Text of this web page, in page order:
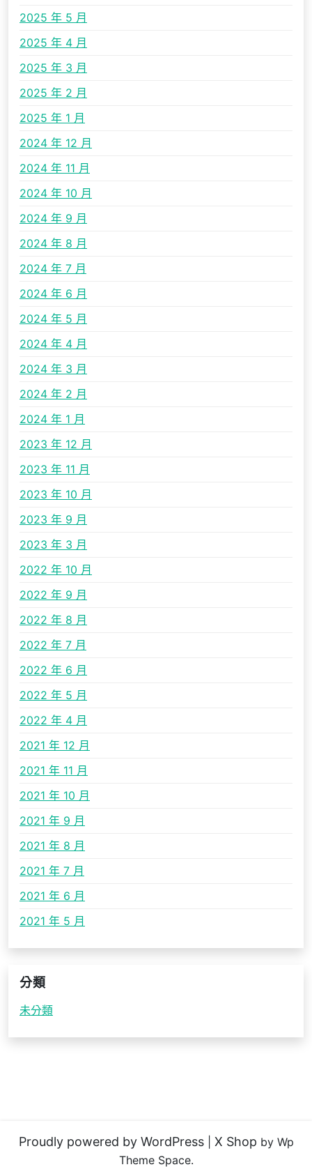
2025 年 5 月
2025 年 4 月
2025 年 3 月
2025 年 2 月
2025 年 1 月
2024 年 12 月
2024 年 11 月
2024 年 10 月
2024 年 9 月
2024 年 8 月
2024 年 7 月
2024 年 6 月
2024 年 5 月
2024 年 4 月
2024 年 3 月
2024 年 2 月
2024 年 1 月
2023 年 12 月
2023 年 11 月
2023 年 10 月
2023 年 9 月
2023 年 3 月
2022 年 10 月
2022 年 9 月
2022 年 8 月
2022 年 7 月
2022 年 6 月
2022 年 5 月
2022 年 4 月
2021 年 12 月
2021 年 11 月
2021 年 10 月
2021 年 9 月
2021 年 8 月
2021 年 7 月
2021 年 6 月
2021 年 5 月
分類
未分類
Proudly powered by WordPress X Shop by Wp
Theme Space.